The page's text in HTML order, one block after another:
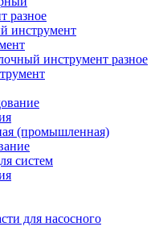
разное
инструмент
инструмент разное
(промышленная)
систем
для насосного